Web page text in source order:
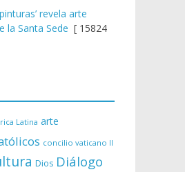
revela arte
la Santa Sede [ 15824
Latina arte
concilio vaticano II
Dios Diálogo